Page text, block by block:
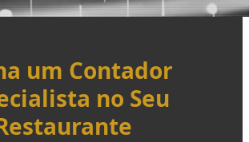
um Contador
no Seu